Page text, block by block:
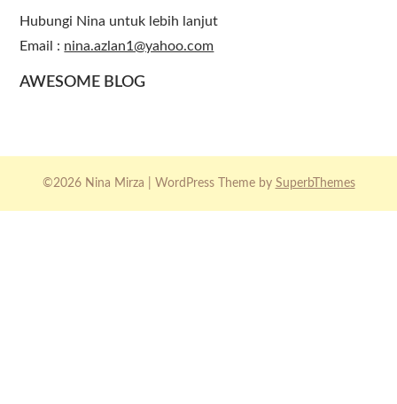
Hubungi Nina untuk lebih lanjut
Email : nina.azlan1@yahoo.com
AWESOME BLOG
©2026 Nina Mirza | WordPress Theme by SuperbThemes